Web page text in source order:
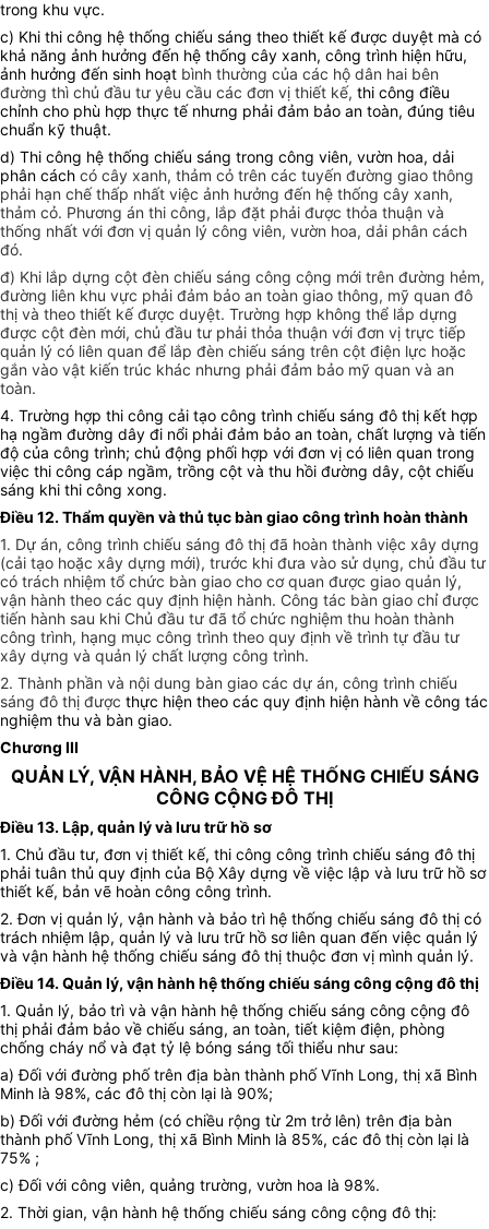
trong khu vực.
c) Khi thi công hệ thống chiếu sáng theo thiết kế được duyệt mà có
khả năng ảnh hưởng đến hệ thống cây xanh, công trình hiện hữu,
ảnh hưởng đến sinh hoạt bình thường của các hộ dân hai bên
đường thì chủ đầu tư yêu cầu các đơn vị thiết kế, thi công điều
chỉnh cho phù hợp thực tế nhưng phải đảm bảo an toàn, đúng tiêu
chuẩn kỹ thuật.
d) Thi công hệ thống chiếu sáng trong công viên, vườn hoa, dải
phân cách có cây xanh, thảm cỏ trên các tuyến đường giao thông
phải hạn chế thấp nhất việc ảnh hưởng đến hệ thống cây xanh,
thảm cỏ. Phương án thi công, lắp đặt phải được thỏa thuận và
thống nhất với đơn vị quản lý công viên, vườn hoa, dải phân cách
đó.
đ) Khi lắp dựng cột đèn chiếu sáng công cộng mới trên đường hẻm,
đường liên khu vực phải đảm bảo an toàn giao thông, mỹ quan đô
thị và theo thiết kế được duyệt. Trường hợp không thể lắp dựng
được cột đèn mới, chủ đầu tư phải thỏa thuận với đơn vị trực tiếp
quản lý có liên quan để lắp đèn chiếu sáng trên cột điện lực hoặc
gắn vào vật kiến trúc khác nhưng phải đảm bảo mỹ quan và an
toàn.
4. Trường hợp thi công cải tạo công trình chiếu sáng đô thị kết hợp
hạ ngầm đường dây đi nổi phải đảm bảo an toàn, chất lượng và tiến
độ của công trình; chủ động phối hợp với đơn vị có liên quan trong
việc thi công cáp ngầm, trồng cột và thu hồi đường dây, cột chiếu
sáng khi thi công xong.
Điều 12. Thẩm quyền và thủ tục bàn giao công trình hoàn thành
1. Dự án, công trình chiếu sáng đô thị đã hoàn thành việc xây dựng
(cải tạo hoặc xây dựng mới), trước khi đưa vào sử dụng, chủ đầu tư
có trách nhiệm tổ chức bàn giao cho cơ quan được giao quản lý,
vận hành theo các quy định hiện hành. Công tác bàn giao chỉ được
tiến hành sau khi Chủ đầu tư đã tổ chức nghiệm thu hoàn thành
công trình, hạng mục công trình theo quy định về trình tự đầu tư
xây dựng và quản lý chất lượng công trình.
2. Thành phần và nội dung bàn giao các dự án, công trình chiếu
sáng đô thị được thực hiện theo các quy định hiện hành về công tác
nghiệm thu và bàn giao.
Chương III
QUẢN LÝ, VẬN HÀNH, BẢO VỆ HỆ THỐNG CHIẾU SÁNG
CÔNG CỘNG ĐÔ THỊ
Điều 13. Lập, quản lý và lưu trữ hồ sơ
1. Chủ đầu tư, đơn vị thiết kế, thi công công trình chiếu sáng đô thị
phải tuân thủ quy định của Bộ Xây dựng về việc lập và lưu trữ hồ sơ
thiết kế, bản vẽ hoàn công công trình.
2. Đơn vị quản lý, vận hành và bảo trì hệ thống chiếu sáng đô thị có
trách nhiệm lập, quản lý và lưu trữ hồ sơ liên quan đến việc quản lý
và vận hành hệ thống chiếu sáng đô thị thuộc đơn vị mình quản lý.
Điều 14. Quản lý, vận hành hệ thống chiếu sáng công cộng đô thị
1. Quản lý, bảo trì và vận hành hệ thống chiếu sáng công cộng đô
thị phải đảm bảo về chiếu sáng, an toàn, tiết kiệm điện, phòng
chống cháy nổ và đạt tỷ lệ bóng sáng tối thiểu như sau:
a) Đối với đường phố trên địa bàn thành phố Vĩnh Long, thị xã Bình
Minh là 98%, các đô thị còn lại là 90%;
b) Đối với đường hẻm (có chiều rộng từ 2m trở lên) trên địa bàn
thành phố Vĩnh Long, thị xã Bình Minh là 85%, các đô thị còn lại là
75% ;
c) Đối với công viên, quảng trường, vườn hoa là 98%.
2. Thời gian, vận hành hệ thống chiếu sáng công cộng đô thị: